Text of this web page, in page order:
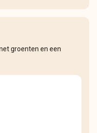
groenten en een